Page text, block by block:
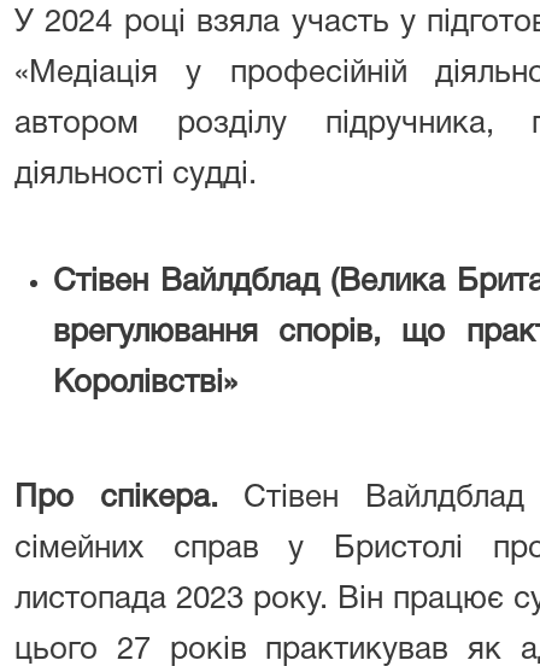
У 2024 році взяла участь у
«Медіація у професійній
автором розділу підручника,
діяльності судді.
Стівен Вайлдблад (Велика
врегулювання спорів, що
Королівстві»
Про спікера. Стівен
сімейних справ у Бристолі
листопада 2023 року. Він працює
цього 27 років практикував як